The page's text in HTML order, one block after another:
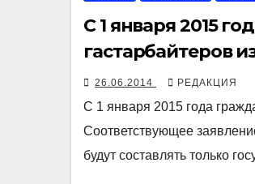
С 1 января 2015
гастарбайтеров
26.06.2014 РЕДАКЦИЯ
С 1 января 2015 года
Соответствующее
будут составлять только